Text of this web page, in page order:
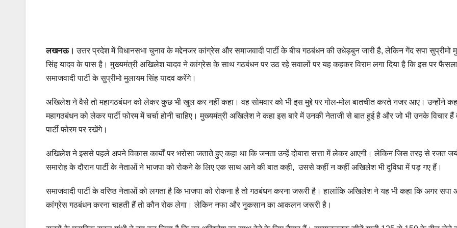
लखनऊ। उत्तर प्रदेश में विधानसभा चुनाव के मद्देनजर कांग्रेस और समाजवादी पार्टी के बीच गठबंधन की उधेड़बुन जारी है, लेकिन गेंद सपा सुप्रीमो
सिंह यादव के पास है। मुख्यमंत्री अखिलेश यादव ने कांग्रेस के साथ गठबंधन पर उठ रहे सवालों पर यह कहकर विराम लगा दिया है कि इस पर
समाजवादी पार्टी के सुप्रीमो मुलायम सिंह यादव करेंगे।
अखिलेश ने वैसे तो महागठबंधन को लेकर कुछ भी खुल कर नहीं कहा। वह सोमवार को भी इस मुद्दे पर गोल-मोल बातचीत करते नजर आए। उन्होंने
महागठबंधन को लेकर पार्टी फोरम में चर्चा होनी चाहिए। मुख्यमंत्री अखिलेश ने कहा इस बारे में उनकी नेताजी से बात हुई है और जो भी उनके विचार हैं
पार्टी फोरम पर रखेंगे।
अखिलेश ने इससे पहले अपने विकास कार्यों पर भरोसा जताते हुए कहा था कि जनता उन्हें दोबारा सत्ता में लेकर आएगी। लेकिन जिस तरह से रजत
समारोह के दौरान पार्टी के नेताओं ने भाजपा को रोकने के लिए एक साथ आने की बात कही, उससे कहीं न कहीं अखिलेश भी दुविधा में पड़ गए हैं।
समाजवादी पार्टी के वरिष्‍ठ नेताओं को लगता है कि भाजपा को रोकना है तो गठबंधन करना जरूरी है। हालांकि अखिलेश ने यह भी कहा कि अगर सपा
कांग्रेस गठबंधन करना चाहती हैं तो कौन रोक लेगा। लेकिन नफा और नुकसान का आकलन जरूरी है।